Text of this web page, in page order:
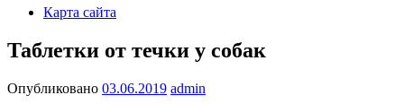
Карта сайта
Таблетки от течки у собак
Опубликовано 03.06.2019 admin